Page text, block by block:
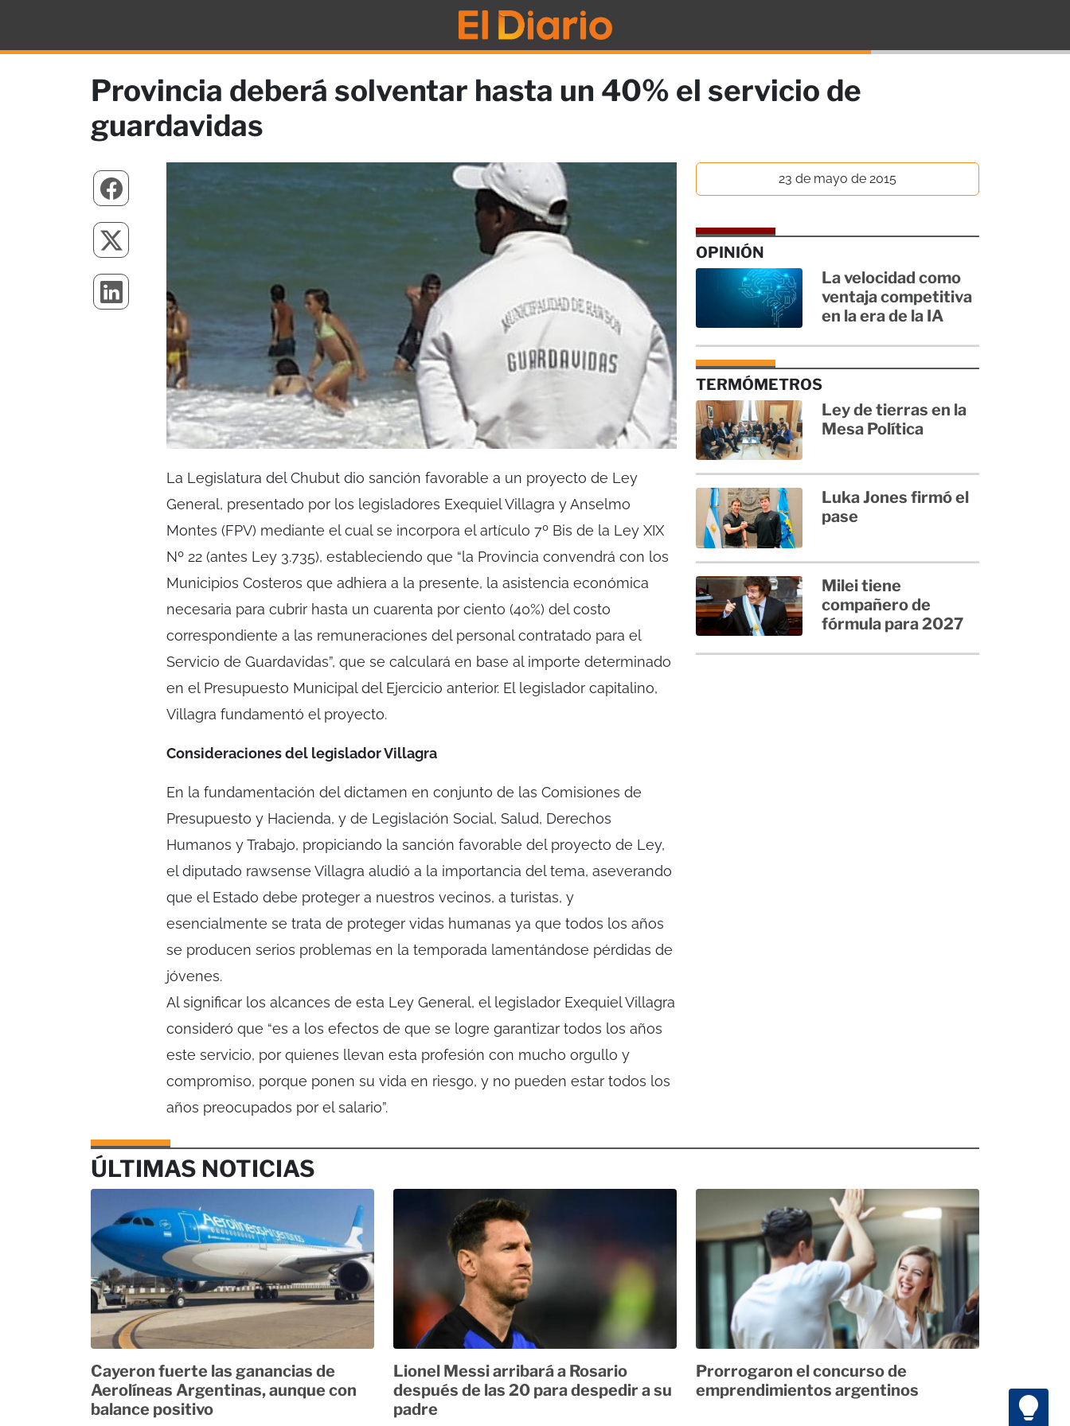
Provincia deberá solventar hasta un 40% el servicio de
guardavidas
La Legislatura del Chubut dio sanción favorable a un proyecto de Ley
General, presentado por los legisladores Exequiel Villagra y Anselmo
Montes (FPV) mediante el cual se incorpora el artículo 7º Bis de la Ley XIX
Nº 22 (antes Ley 3.735), estableciendo que “la Provincia convendrá con los
Municipios Costeros que adhiera a la presente, la asistencia económica
necesaria para cubrir hasta un cuarenta por ciento (40%) del costo
correspondiente a las remuneraciones del personal contratado para el
Servicio de Guardavidas”, que se calculará en base al importe determinado
en el Presupuesto Municipal del Ejercicio anterior. El legislador capitalino,
Villagra fundamentó el proyecto.
Consideraciones del legislador Villagra
En la fundamentación del dictamen en conjunto de las Comisiones de
Presupuesto y Hacienda, y de Legislación Social, Salud, Derechos
Humanos y Trabajo, propiciando la sanción favorable del proyecto de Ley,
el diputado rawsense Villagra aludió a la importancia del tema, aseverando
que el Estado debe proteger a nuestros vecinos, a turistas, y
esencialmente se trata de proteger vidas humanas ya que todos los años
se producen serios problemas en la temporada lamentándose pérdidas de
jóvenes.
Al significar los alcances de esta Ley General, el legislador Exequiel Villagra
consideró que “es a los efectos de que se logre garantizar todos los años
este servicio, por quienes llevan esta profesión con mucho orgullo y
compromiso, porque ponen su vida en riesgo, y no pueden estar todos los
años preocupados por el salario”.
23 de mayo de 2015
OPINIÓN
La velocidad como
ventaja competitiva
en la era de la IA
TERMÓMETROS
Ley de tierras en la
Mesa Política
Luka Jones firmó el
pase
Milei tiene
compañero de
fórmula para 2027
ÚLTIMAS NOTICIAS
Cayeron fuerte las ganancias de
Aerolíneas Argentinas, aunque con
balance positivo
Lionel Messi arribará a Rosario
después de las 20 para despedir a su
padre
Prorrogaron el concurso de
emprendimientos argentinos